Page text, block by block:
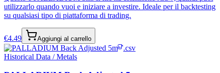
utilizzarlo quando vuoi e iniziare a investire. Ideale per il backtesting
su qualsiasi tipo di piattaforma di trading.
€4.49 Aggiungi al carrello
.csv
Historical Data / Metals